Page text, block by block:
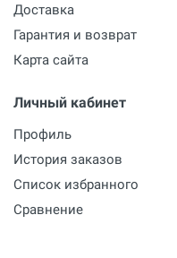
Доставка
Гарантия и возврат
Карта сайта
Личный кабинет
Профиль
История заказов
Список избранного
Сравнение